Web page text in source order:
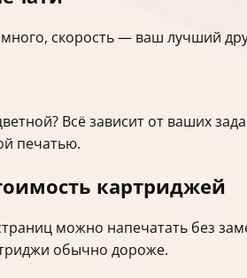
много, скорость — ваш лучший
Всё зависит от ваших
печатью.
картриджей
можно напечатать без
обычно дороже.